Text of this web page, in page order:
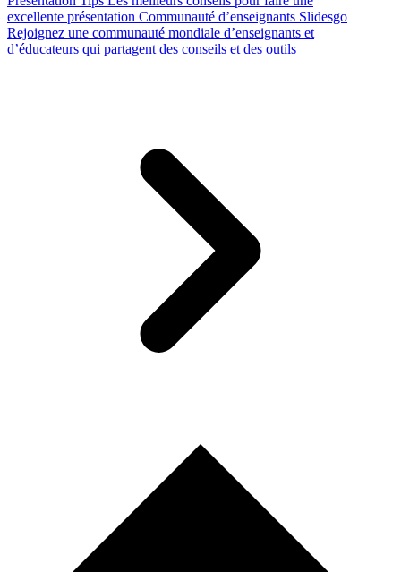
excellente présentation Communauté d’enseignants Slidesgo
Rejoignez une communauté mondiale d’enseignants et
d’éducateurs qui partagent des conseils et des outils